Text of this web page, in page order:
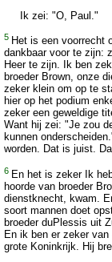
Ik zei: "O, Paul."
5 Het is een voorrecht
dankbaar voor te zijn:
Heer te zijn. Ik ben
broeder Brown, onze
zeker klein om op te
hier op het podium
zeker een geweldige
Want hij zei: "Je zou
kunnen
worden. Dat is juist.
6 En het is zeker Ik
hoorde van broeder
dienstknecht, kwam.
soort mannen doet
broeder duPlessis uit
En ik ben er zeker
grote Koninkrijk. Hij